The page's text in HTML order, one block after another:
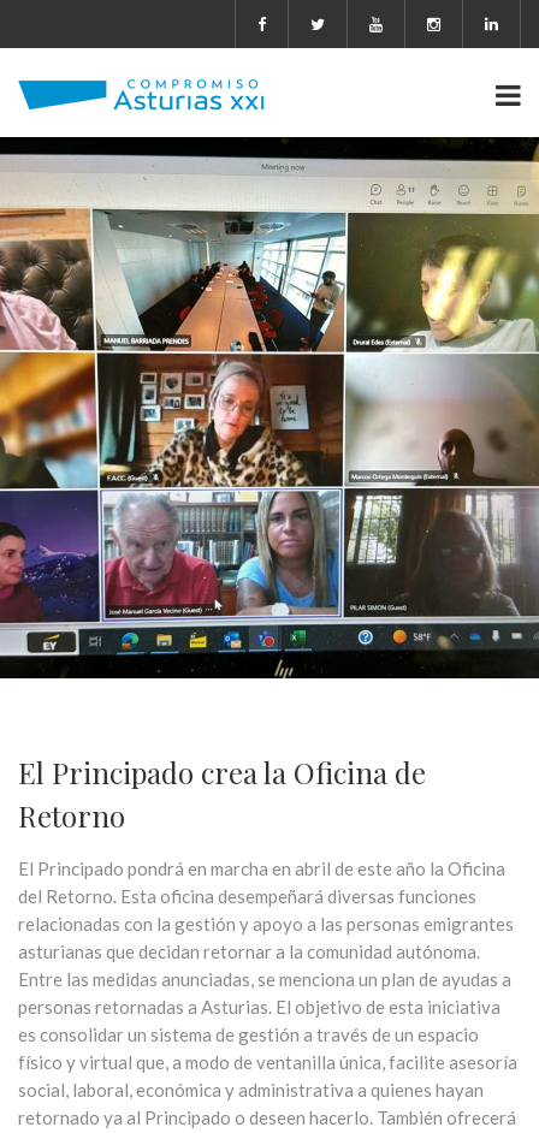
El Principado crea la Oficina de
Retorno
El Principado pondrá en marcha en abril de este año la Oficina
del Retorno. Esta oficina desempeñará diversas funciones
relacionadas con la gestión y apoyo a las personas emigrantes
asturianas que decidan retornar a la comunidad autónoma.
Entre las medidas anunciadas, se menciona un plan de ayudas a
personas retornadas a Asturias. El objetivo de esta iniciativa
es consolidar un sistema de gestión a través de un espacio
físico y virtual que, a modo de ventanilla única, facilite asesoría
social, laboral, económica y administrativa a quienes hayan
retornado ya al Principado o deseen hacerlo. También ofrecerá